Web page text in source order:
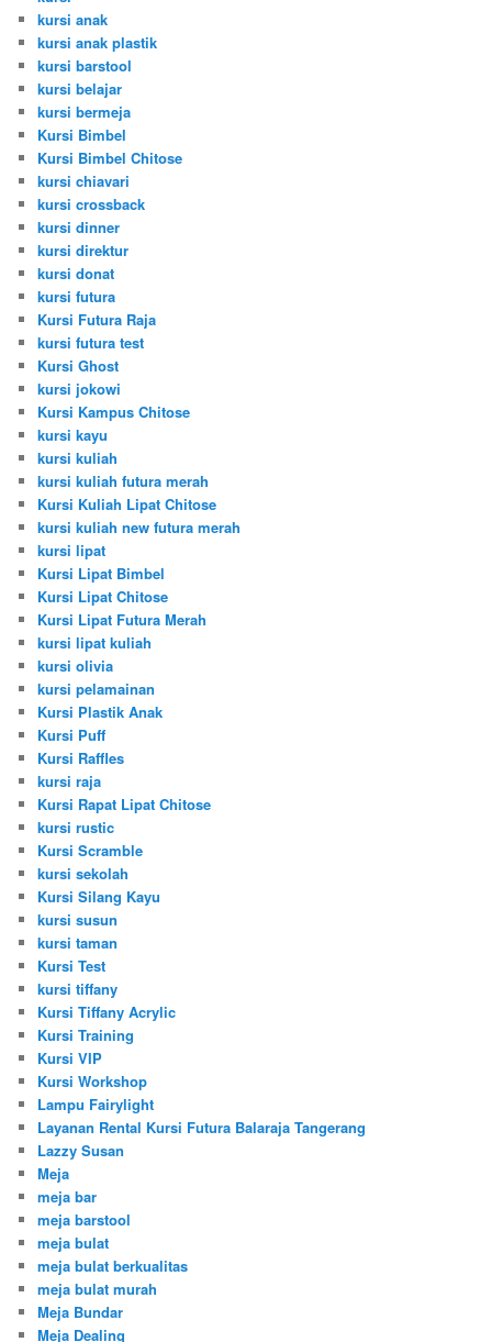
kursi anak
kursi anak plastik
kursi barstool
kursi belajar
kursi bermeja
Kursi Bimbel
Kursi Bimbel Chitose
kursi chiavari
kursi crossback
kursi dinner
kursi direktur
kursi donat
kursi futura
Kursi Futura Raja
kursi futura test
Kursi Ghost
kursi jokowi
Kursi Kampus Chitose
kursi kayu
kursi kuliah
kursi kuliah futura merah
Kursi Kuliah Lipat Chitose
kursi kuliah new futura merah
kursi lipat
Kursi Lipat Bimbel
Kursi Lipat Chitose
Kursi Lipat Futura Merah
kursi lipat kuliah
kursi olivia
kursi pelamainan
Kursi Plastik Anak
Kursi Puff
Kursi Raffles
kursi raja
Kursi Rapat Lipat Chitose
kursi rustic
Kursi Scramble
kursi sekolah
Kursi Silang Kayu
kursi susun
kursi taman
Kursi Test
kursi tiffany
Kursi Tiffany Acrylic
Kursi Training
Kursi VIP
Kursi Workshop
Lampu Fairylight
Layanan Rental Kursi Futura Balaraja Tangerang
Lazzy Susan
Meja
meja bar
meja barstool
meja bulat
meja bulat berkualitas
meja bulat murah
Meja Bundar
Meja Dealing